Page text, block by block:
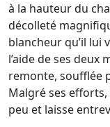
à la hauteur du
décolleté
blancheur qu’il lui
l’aide de ses deux
remonte, soufflée
Malgré ses
peu et laisse